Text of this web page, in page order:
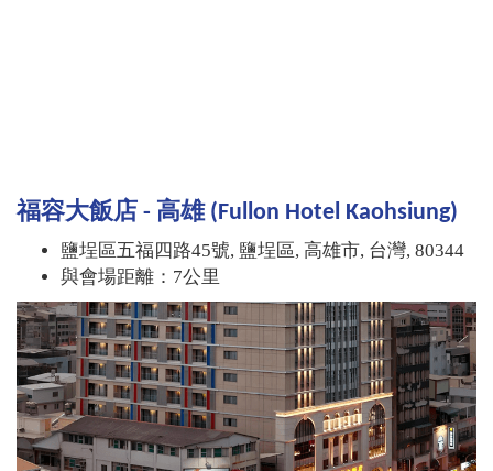
福容大飯店 - 高雄 (Fullon Hotel Kaohsiung)
鹽埕區五福四路45號, 鹽埕區, 高雄市, 台灣, 80344
與會場距離：7公里